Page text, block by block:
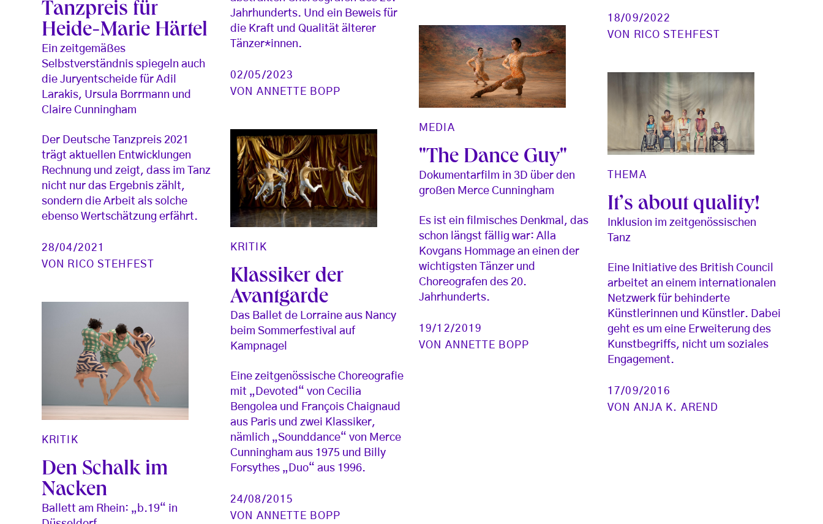
Jahrhunderts. Und ein Beweis für
die Kraft und Qualität älterer
Tänzer*innen.
02/05/2023
VON ANNETTE BOPP
18/09/2022
VON
RICO STEHFEST
Tanzpreis für
Heide-Marie Härtel
Ein zeitgemäßes
Selbstverständnis spiegeln auch
die Juryentscheide für Adil
Larakis, Ursula Borrmann und
Claire Cunningham
Der Deutsche Tanzpreis 2021
trägt aktuellen Entwicklungen
Rechnung und zeigt, dass im Tanz
nicht nur das Ergebnis zählt,
sondern die Arbeit als solche
ebenso Wertschätzung erfährt.
28/04/2021
VON
RICO STEHFEST
MEDIA
"The Dance Guy"
Dokumentarfilm in 3D über den
großen Merce Cunningham
Es ist ein filmisches Denkmal, das
schon längst fällig war: Alla
Kovgans Hommage an einen der
wichtigsten Tänzer und
Choreografen des 20.
Jahrhunderts.
19/12/2019
VON ANNETTE BOPP
THEMA
It’s about quality!
Inklusion im zeitgenössischen
Tanz
Eine Initiative des British Council
arbeitet an einem internationalen
Netzwerk für behinderte
Künstlerinnen und Künstler. Dabei
geht es um eine Erweiterung des
Kunstbegriffs, nicht um soziales
Engagement.
17/09/2016
VON ANJA K. AREND
KRITIK
Klassiker der
Avantgarde
Das Ballet de Lorraine aus Nancy
beim Sommerfestival auf
Kampnagel
Eine zeitgenössische Choreografie
mit „Devoted“ von Cecilia
Bengolea und François Chaignaud
aus Paris und zwei Klassiker,
nämlich „Sounddance“ von Merce
Cunningham aus 1975 und Billy
Forsythes „Duo“ aus 1996.
24/08/2015
VON ANNETTE BOPP
KRITIK
Den Schalk im
Nacken
Ballett am Rhein: „b.19“ in